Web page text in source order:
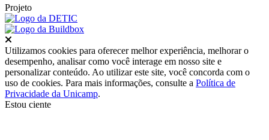
Projeto
Utilizamos cookies para oferecer melhor experiência, melhorar o
desempenho, analisar como você interage em nosso site e
personalizar conteúdo. Ao utilizar este site, você concorda com o
uso de cookies. Para mais informações, consulte a Política de
Privacidade da Unicamp.
Estou ciente